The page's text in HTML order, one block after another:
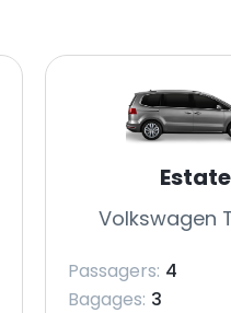
Estate
Volkswagen
Passagers: 4
Bagages: 3